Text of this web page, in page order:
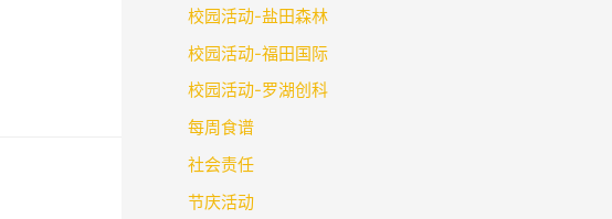
校园活动-盐田森林
校园活动-福田国际
校园活动-罗湖创科
每周食谱
社会责任
节庆活动